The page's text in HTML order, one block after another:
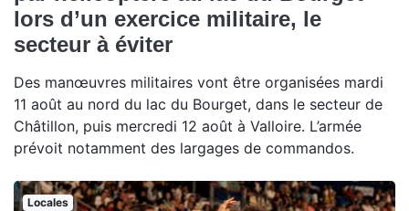
lors d’un exercice militaire, le
secteur à éviter
Des manœuvres militaires vont être organisées mardi
11 août au nord du lac du Bourget, dans le secteur de
Châtillon, puis mercredi 12 août à Valloire. L’armée
prévoit notamment des largages de commandos.
Locales